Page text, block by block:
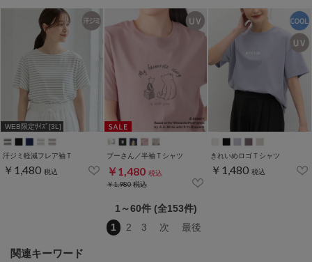
WEB限定ｻｲｽﾞ[3L]
汗ジミ軽減フレア袖Ｔ
￥1,480 税込
プーさん／半袖Ｔシャツ
￥1,480 税込
￥1,980税込
きれいめロゴＴシャツ
￥1,480 税込
1～60件 (全153件)
1
2 3 次 最後
関連キーワード